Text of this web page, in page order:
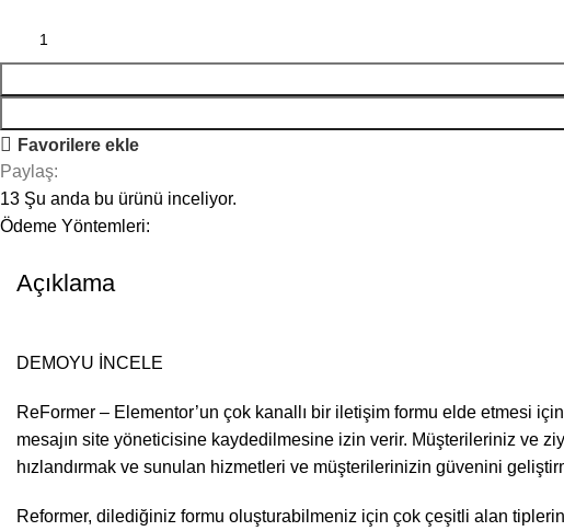
Favorilere ekle
Paylaş:
13 Şu anda bu ürünü inceliyor.
Ödeme Yöntemleri:
Açıklama
DEMOYU İNCELE
ReFormer – Elementor’un çok kanallı bir iletişim formu elde etmesi
mesajın site yöneticisine kaydedilmesine izin verir. Müşterileriniz ve
hızlandırmak ve sunulan hizmetleri ve müşterilerinizin güvenini
Reformer, dilediğiniz formu oluşturabilmeniz için çok çeşitli alan